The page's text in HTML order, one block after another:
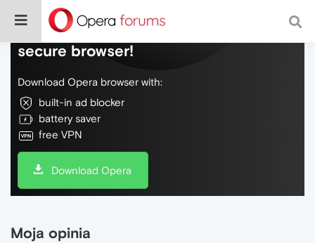
Do more on the web, with a fast and
secure browser!
Download Opera browser with:
built-in ad blocker
battery saver
free VPN
Download Opera
Moja opinia